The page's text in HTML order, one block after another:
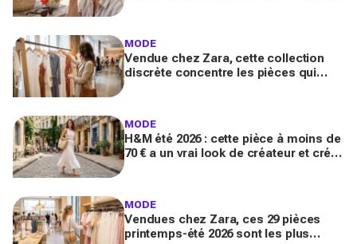
MODE
Vendue chez Zara, cette collection
discrète concentre les pièces qui
MODE
H&M été 2026 : cette pièce à moins de
70 € a un vrai look de créateur et crée
MODE
Vendues chez Zara, ces 29 pièces
printemps-été 2026 sont les plus